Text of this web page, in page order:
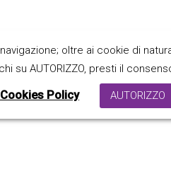
oltre ai cookie di
su AUTORIZZO, presti il
Policy AUTORIZZO